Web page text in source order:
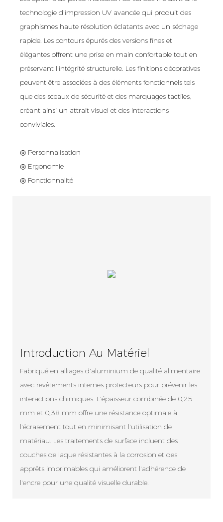
technologie d'impression UV avancée qui produit des
graphismes haute résolution éclatants avec un séchage
rapide. Les contours épurés des versions fines et
élégantes offrent une prise en main confortable tout en
préservant l'intégrité structurelle. Les finitions décoratives
peuvent être associées à des éléments fonctionnels tels
que des sceaux de sécurité et des marquages ​​tactiles,
créant ainsi un attrait visuel et des interactions
conviviales.
◎ Personnalisation
◎ Ergonomie
◎ Fonctionnalité
Introduction Au Matériel
Fabriqué en alliages d'aluminium de qualité alimentaire
avec revêtements internes protecteurs pour prévenir les
interactions chimiques. L'épaisseur combinée de 0,25
mm et 0,38 mm offre une résistance optimale à
l'écrasement tout en minimisant l'utilisation de
matériau. Les traitements de surface incluent des
couches de laque résistantes à la corrosion et des
apprêts imprimables qui améliorent l'adhérence de
l'encre pour une qualité visuelle durable.